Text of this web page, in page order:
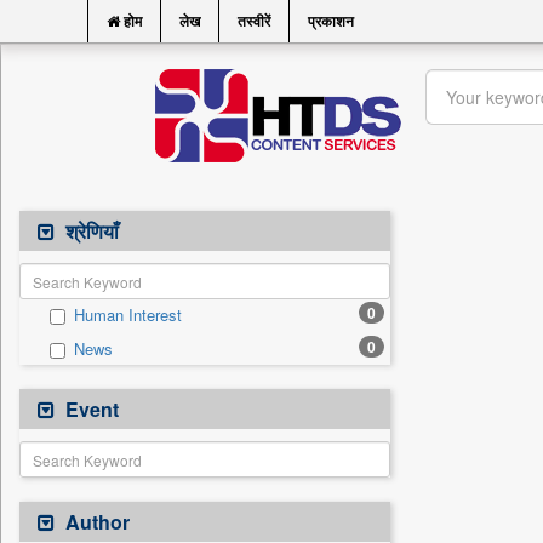
होम लेख तस्वीरें प्रकाशन
श्रेणियाँ
Human Interest 0
News 0
Event
Author